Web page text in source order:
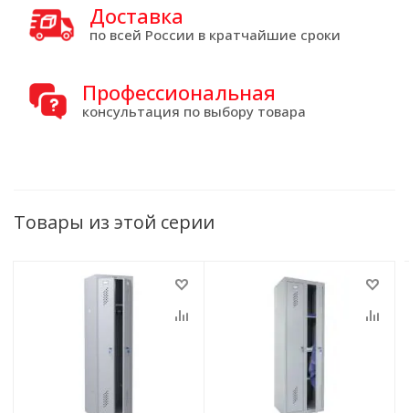
Доставка
по всей России в кратчайшие сроки
Профессиональная
консультация по выбору товара
Товары из этой серии